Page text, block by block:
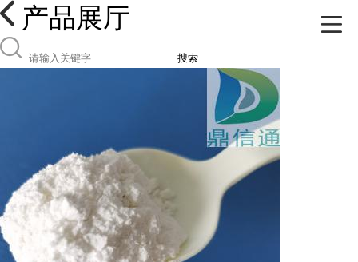
产品展厅
搜索